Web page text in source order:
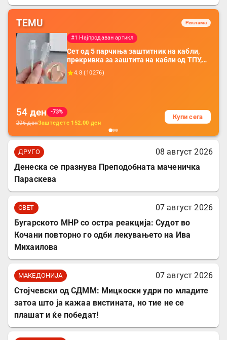
TEMU Реклама
#1 Најпродаван артикл
Сет од 5 парчиња заштитник на кабли,
прекривка за заштита на кабли од ТПУ,
додатоци за заштита на кабли, без
батерија, за мобилни телефони, комплет
4.8 (10276)
54 ден
-73%
206денЗаштедете 152.00 ден
Купи сега
ДРУГО
08 август 2026
Денеска се празнува Преподобната маченичка
Параскева
СВЕТ
07 август 2026
Бугарското МНР со остра реакција: Судот во
Кочани повторно го одби лекувањето на Ива
Михаилова
МАКЕДОНИЈА
07 август 2026
Стојчевски од СДММ: Мицкоски удри по младите
затоа што ја кажаа вистината, но тие не се
плашат и ќе победат!